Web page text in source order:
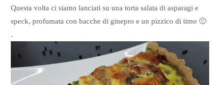
Questa volta ci siamo lanciati su una torta salata di asparagi e
speck, profumata con bacche di ginepro e un pizzico di timo 🙂
.